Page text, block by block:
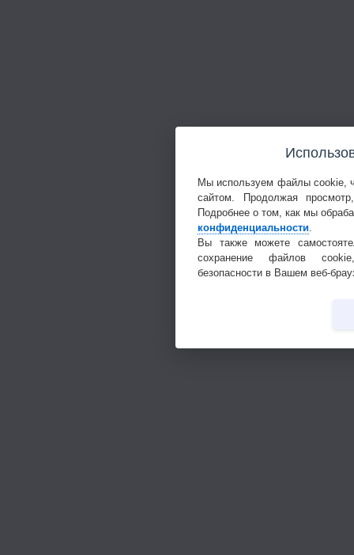
Мы используем файлы cookie,
сайтом. Продолжая
Подробнее о том, как мы
конфиденциальности.
Вы также можете
сохранение файлов
безопасности в Вашем веб-